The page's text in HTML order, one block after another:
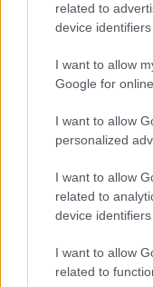
related to
device identifiers
I want to allow
Google for
I want to allow
personalized
I want to allow
related to
device identifiers
I want to allow
related to
Schwalmstadt
található
már csak a történtek
közreműködni.